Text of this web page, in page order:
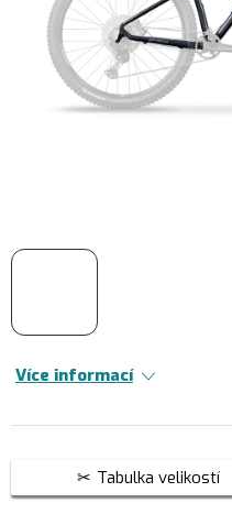
Více informací
Tabulka velikostí